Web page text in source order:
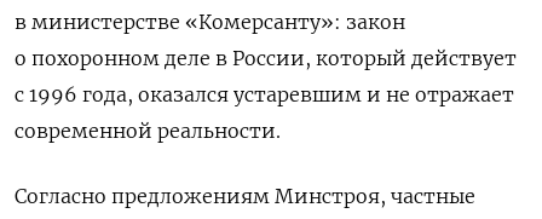
в министерстве «Комерсанту»: закон
о похоронном деле в России, который действует
с 1996 года, оказался устаревшим и не отражает
современной реальности.
Согласно предложениям Минстроя, частные